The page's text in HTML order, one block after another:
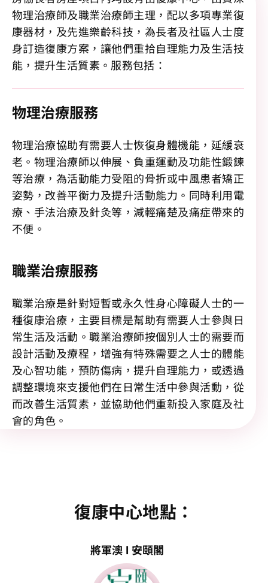
物理治療師及職業治療師主理，配以多項專業復
康器材，及先進樂齡科技，為長者及社區人士度
身訂造復康方案，讓他們重拾自理能力及生活技
能，提升生活質素。服務包括：
物理治療服務
物理治療協助有需要人士恢復身體機能，延緩衰
老。物理治療師以伸展、負重運動及功能性鍛鍊
等治療，為活動能力受阻的骨折或中風患者矯正
姿勢，改善平衡力及提升活動能力。同時利用電
療、手法治療及針灸等，減輕痛楚及痛症帶來的
不便。
職業治療服務
職業治療是針對短暫或永久性身心障礙人士的一
種復康治療，主要目標是幫助有需要人士參與日
常生活及活動。職業治療師按個別人士的需要而
設計活動及療程，增強有特殊需要之人士的體能
及心智功能，預防傷病，提升自理能力，或透過
調整環境來支援他們在日常生活中參與活動，從
而改善生活質素，並協助他們重新投入家庭及社
會的角色。
復康中心地點：
將軍澳 l 安頤閣